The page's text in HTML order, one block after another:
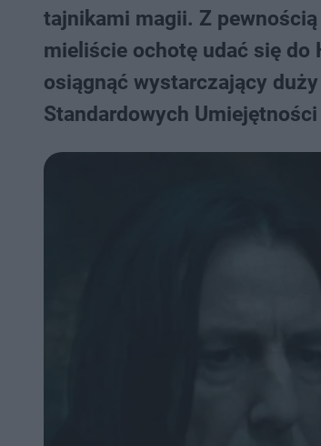
tajnikami magii. Z
mieliście ochotę udać się do
osiągnąć wystarczający
Standardowych